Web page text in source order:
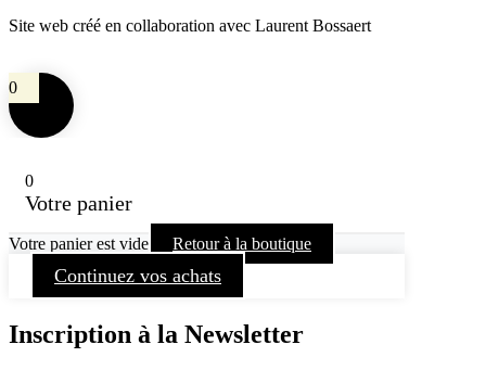
Site web créé en collaboration avec Laurent Bossaert
0
0
Votre panier
Votre panier est vide Retour à la boutique
Continuez vos achats
Inscription à la Newsletter